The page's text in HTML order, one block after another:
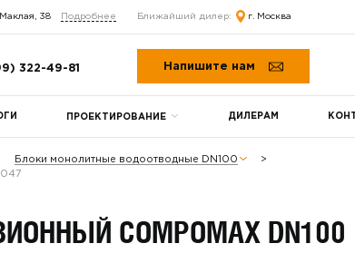
38 Подробнее Ближайший дилер: г. Москва
322-49-81 Напишите нам
ПРОЕКТИРОВАНИЕ ДИЛЕРАМ
Блоки монолитные водоотводные DN100
COMPOMAX DN100